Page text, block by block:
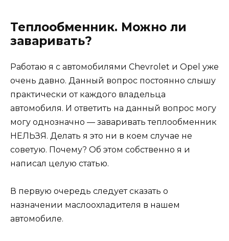
Теплообменник. Можно ли
заваривать?
Работаю я с автомобилями Chevrolet и Opel уже
очень давно. Данный вопрос постоянно слышу
практически от каждого владельца
автомобиля. И ответить на данный вопрос могу
могу однозначно — заваривать теплообменник
НЕЛЬЗЯ. Делать я это ни в коем случае не
советую. Почему? Об этом собственно я и
написал целую статью.
В первую очередь следует сказать о
назначении маслоохладителя в нашем
автомобиле.